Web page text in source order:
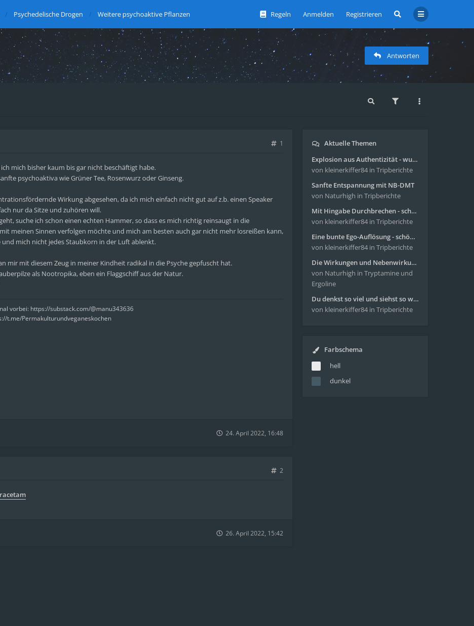
Regeln Anmelden Registrieren
Psychedelische Drogen Weitere psychoaktive Pflanzen
Antworten
1
mich bisher kaum bis gar nicht beschäftigt habe.
psychoaktiva wie Grüner Tee, Rosenwurz oder Ginseng.
Wirkung abgesehen, da ich mich einfach nicht gut auf z.b. einen Speaker
nur da Sitze und zuhören will.
suche ich schon einen echten Hammer, so dass es mich richtig reinsaugt in die
meinen Sinnen verfolgen möchte und mich am besten auch gar nicht mehr losreißen kann,
mich nicht jedes Staubkorn in der Luft ablenkt.
mir mit diesem Zeug in meiner Kindheit radikal in die Psyche gepfuscht hat.
als Nootropika, eben ein Flaggschiff aus der Natur.
vorbei: https://substack.com/@manu343636
t.me/Permakulturundveganeskochen
24. April 2022, 16:48
2
26. April 2022, 15:42
Aktuelle Themen
Explosion aus Authentizität - wunderbare Reise mit 4g Pilze
von kleinerkiffer84 in Tripberichte
Sanfte Entspannung mit NB-DMT
von Naturhigh in Tripberichte
Mit Hingabe Durchbrechen - schöne Reise mit 4g Pilze
von kleinerkiffer84 in Tripberichte
Eine bunte Ego-Auflösung - schöne Reise mit 4-AcO-DMT
von kleinerkiffer84 in Tripberichte
Die Wirkungen und Nebenwirkungen von LSD
von Naturhigh in Tryptamine und
Ergoline
Du denkst so viel und siehst so wenig - wunderbare Reise mit 4g Pilze
von kleinerkiffer84 in Tripberichte
Farbschema
hell
dunkel